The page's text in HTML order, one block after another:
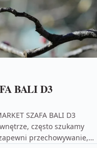
BALI D3
SZAFA BALI D3
często szukamy
przechowywanie,